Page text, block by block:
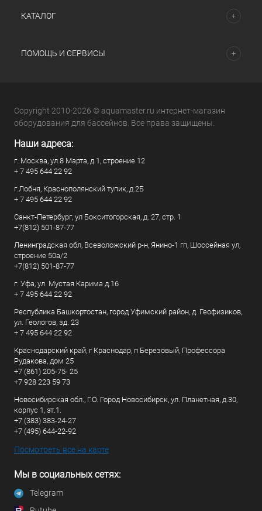
КАТАЛОГ
ПОМОЩЬ И СЕРВИСЫ
Copyright 2010-2026 © aquamaster.ru интернет-магазин
оборудования для бассейнов. Все права защищены.
Наши адреса:
г. Москва, ул.8 Марта, д.1, строение 12
+ 7 495 644 22 92
г.Лобня, Краснополянский тупик, д.2Б
+ 7 495 644 22 92
Санкт-Петербург, ул Бокситогорская, д. 27, стр. 1
+7(812) 501-87-77
Ленинградская обл, Всеволожский р-н, Янино-1 гп, Шоссейная ул,
строение 50а/2
+7(812) 501-87-77
г. Уфа, ул. Мустая Карима д.16
+ 7 495 644 22 92
Республика Башкортостан, город Уфимский район, д. Геофизиков,
ул. Геологов, зд. 23
+ 7 495 644 22 92
Краснодарский край, г Краснодар, п Березовый, Профессора
Рудакова, дом 25
+7 (861) 205-75- 25
+7 928 223 59 73
Новосибирская обл., Г.О. Город Новосибирск, ул. Планетная, д.30,
корпус 1, эт.1.
+7 (383) 383-24-27
+7 (495) 644-22-92
Посмотреть все на карте
Мы в социальных сетях:
Telegram